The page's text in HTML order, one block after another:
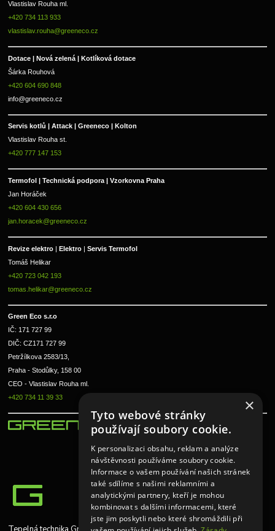
Vlastislav Rouha ml.
+420 734 113 933
vlastislav.rouha@greeneco.cz
Dotace | Nová zelená | Kotlíková dotace
Šárka Rouhová
+420 604 690 848
info@greeneco.cz
Servis kotlů | Attack | Greeneco | Kolton
Vlastislav Rouha st.
+420 777 147 153
Termofol | Technická podpora | Vzorkovna Praha
Jan Horáček
+420 604 430 656
jan.horacek@greeneco.cz
Revize elektro | Elektro | Servis Termofol
Tomáš Helikar
+420 723 042 193
tomas.helikar@greeneco.cz
Green Eco s.r.o
IČ: 171 727 99
DIČ: CZ171 727 99
Petržílkova 2583/13,
Praha - Stodůlky, 158 00
CEO - Vlastislav Rouha ml.
+420 734 11 39 33
×
Tyto webové stránky
používají soubory cookie.
K personalizaci obsahu, reklam a analýze
návštěvnosti používáme soubory cookie.
Informace o vašem používání našich stránek
také sdílíme s našimi reklamními a
analytickými partnery, kteří je mohou
kombinovat s dalšími informacemi, které
jste jim poskytli nebo které shromáždili při